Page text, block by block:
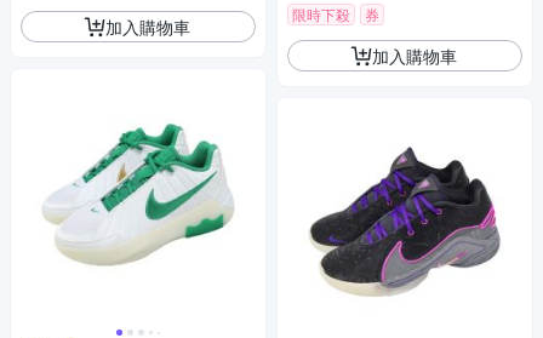
加入購物車
限時下殺
券
加入購物車